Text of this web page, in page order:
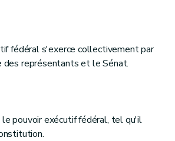
fédéral s'exerce collectivement par
des représentants et le Sénat.
pouvoir exécutif fédéral, tel qu'il